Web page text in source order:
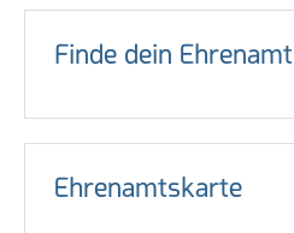
Finde dein Ehrenamt
Ehrenamtskarte